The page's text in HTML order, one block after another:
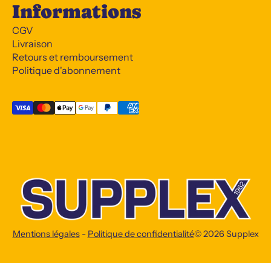
Informations
CGV
Livraison
Retours et remboursement
Politique d'abonnement
Mentions légales- Politique de confidentialité© 2026 Supplex